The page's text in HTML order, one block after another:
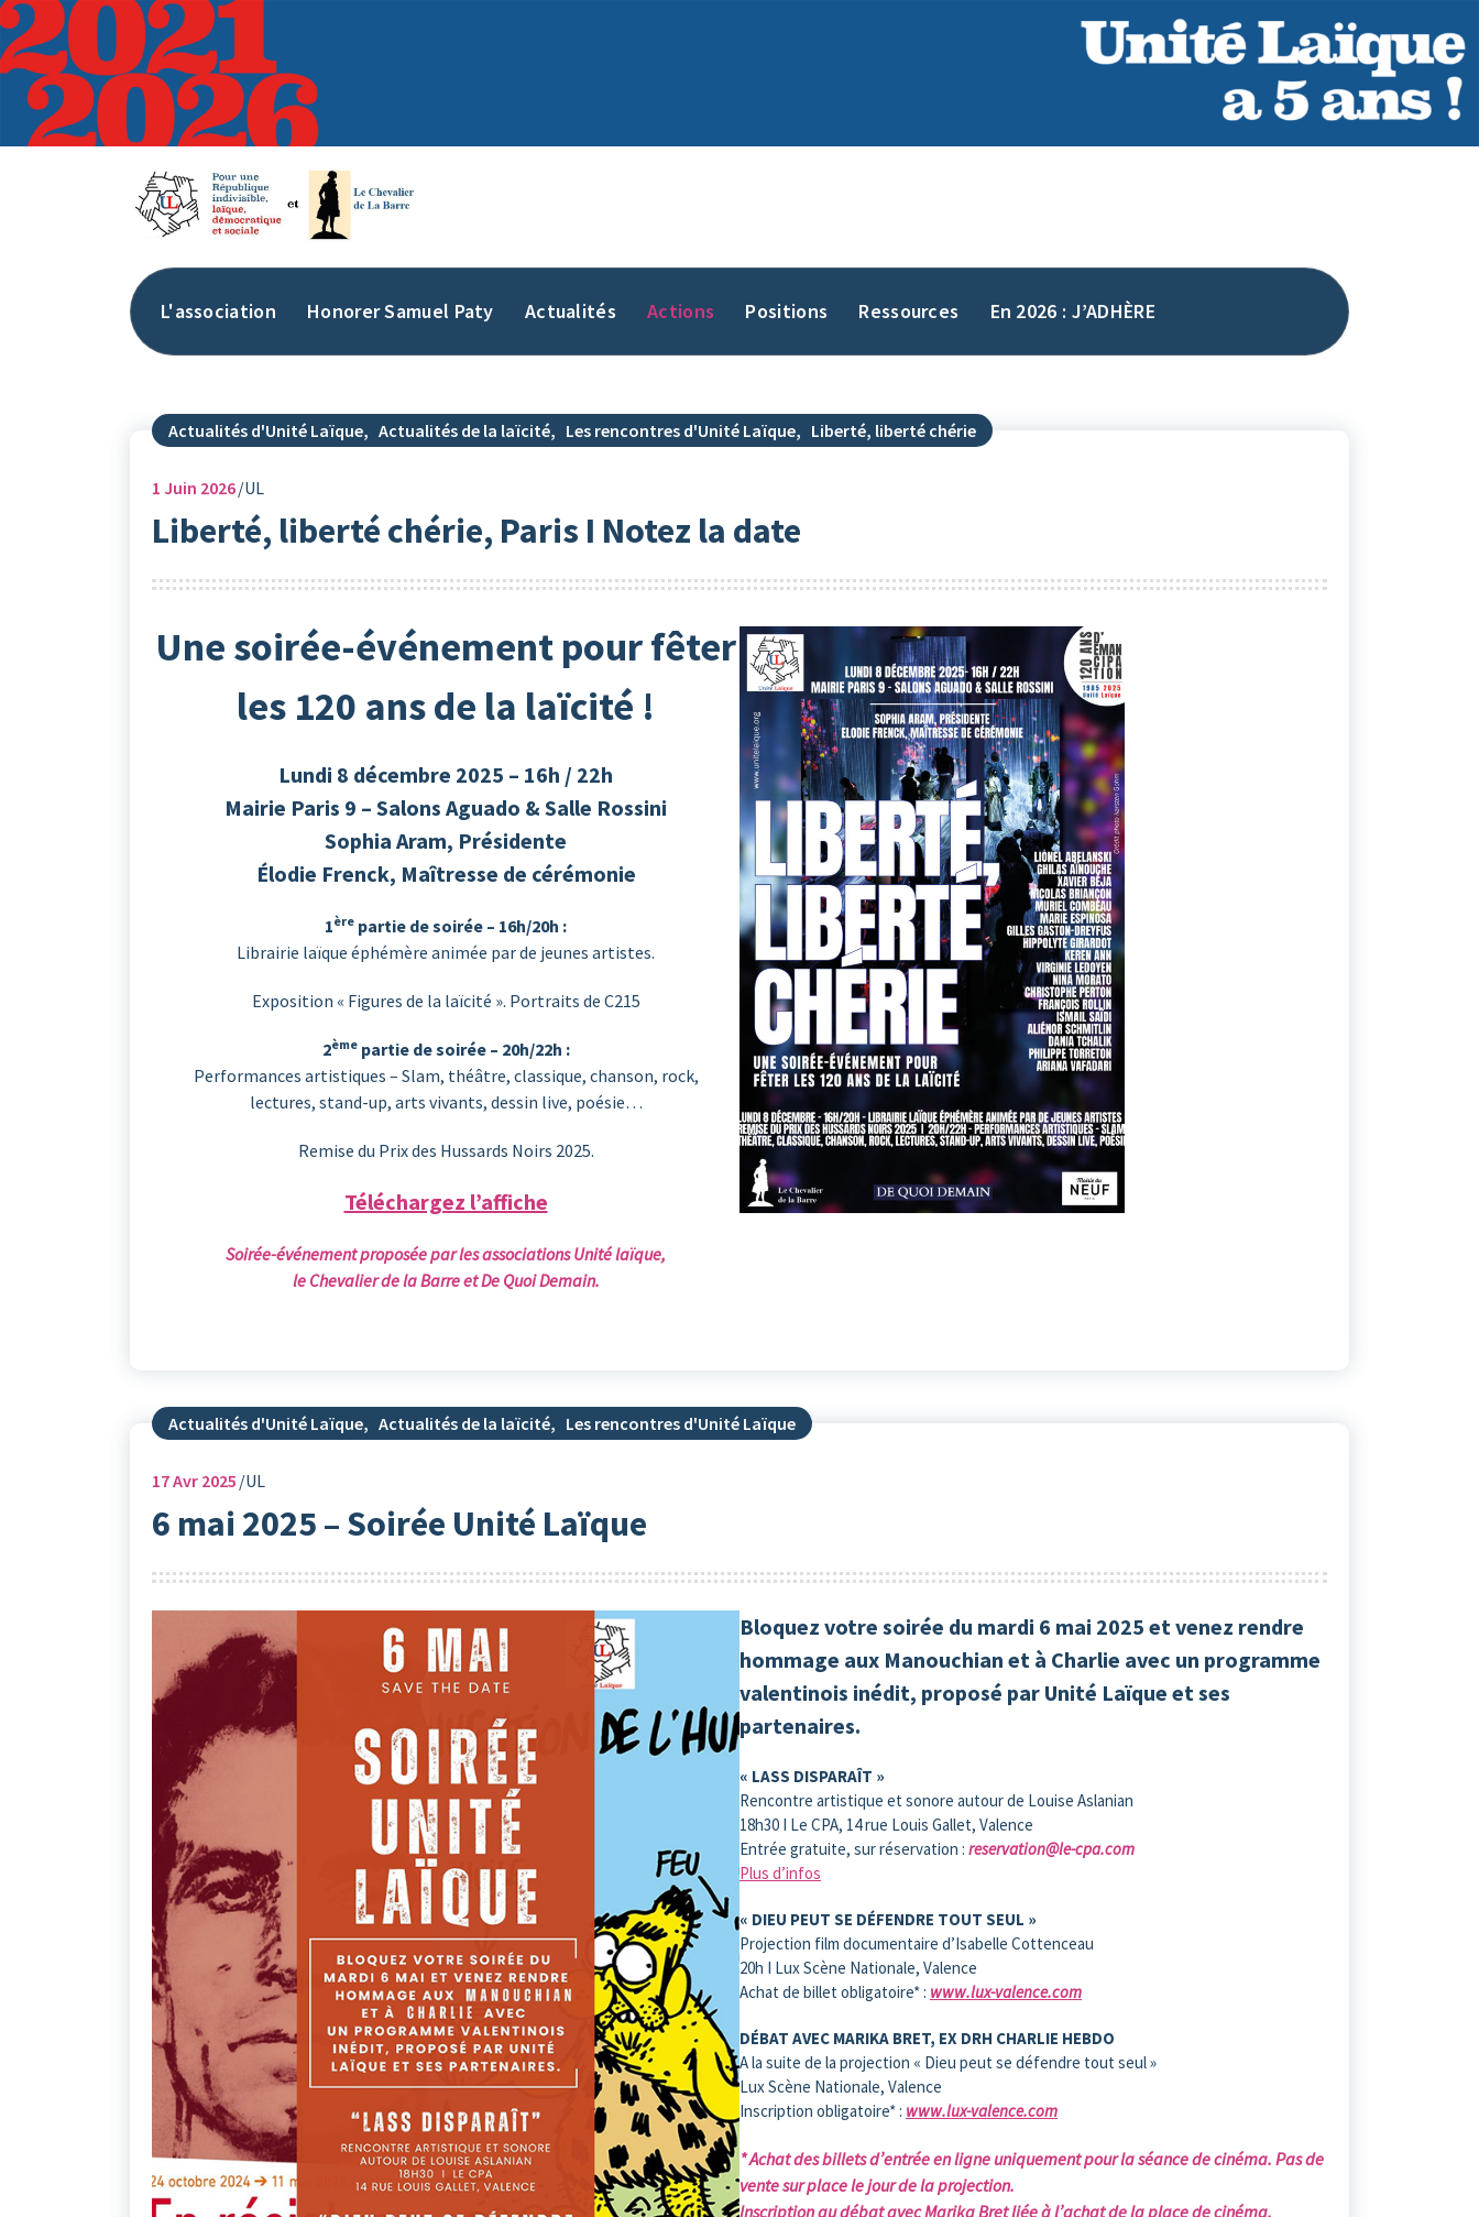
Aller
au
contenu
L'association Honorer Samuel Paty Actualités Actions Positions Ressources En 2026 : J’ADHÈRE
Actualités d'Unité Laïque, Actualités de la laïcité, Les rencontres d'Unité Laïque, Liberté, liberté chérie
1 Juin 2026 UL
Liberté, liberté chérie, Paris I Notez la date
Une soirée-événement pour fêter
les 120 ans de la laïcité !
Lundi 8 décembre 2025 – 16h / 22h
Mairie Paris 9 – Salons Aguado & Salle Rossini
Sophia Aram, Présidente
Élodie Frenck, Maîtresse de cérémonie
1ère partie de soirée – 16h/20h :
Librairie laïque éphémère animée par de jeunes artistes.
Exposition « Figures de la laïcité ». Portraits de C215
2èmepartie de soirée – 20h/22h :
Performances artistiques – Slam, théâtre, classique, chanson, rock,
lectures, stand-up, arts vivants, dessin live, poésie…
Remise du Prix des Hussards Noirs 2025.
Téléchargez l’affiche
Soirée-événement proposée par les associations Unité laïque,
le Chevalier de la Barre et De Quoi Demain.
Actualités d'Unité Laïque, Actualités de la laïcité, Les rencontres d'Unité Laïque
17Avr 2025 UL
6 mai 2025 – Soirée Unité Laïque
Bloquez votre soirée du mardi 6 mai 2025 et venez rendre
hommage aux Manouchian et à Charlie avec un programme
valentinois inédit, proposé par Unité Laïque et ses
partenaires.
« LASS DISPARAÎT »
Rencontre artistique et sonore autour de Louise Aslanian
18h30 I Le CPA, 14 rue Louis Gallet, Valence
Entrée gratuite, sur réservation : reservation@le-cpa.com
Plus d’infos
« DIEU PEUT SE DÉFENDRE TOUT SEUL »
Projection film documentaire d’Isabelle Cottenceau
20h I Lux Scène Nationale, Valence
Achat de billet obligatoire* : www.lux-valence.com
DÉBAT AVEC MARIKA BRET, EX DRH CHARLIE HEBDO
A la suite de la projection « Dieu peut se défendre tout seul »
Lux Scène Nationale, Valence
Inscription obligatoire* : www.lux-valence.com
* Achat des billets d’entrée en ligne uniquement pour la séance decinéma. Pas de
vente sur place le jour de la projection.
Inscription au débat avec Marika Bret liée à l’achat de la place de cinéma.